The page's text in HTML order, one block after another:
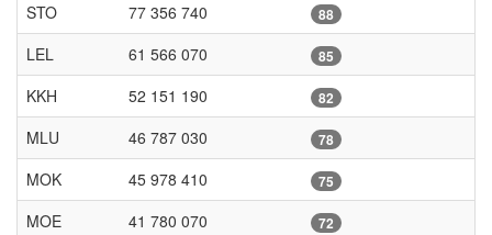
STO 77 356 740 88
LEL 61 566 070 85
KKH 52 151 190 82
MLU 46 787 030 78
MOK 45 978 410 75
MOE 41 780 070 72